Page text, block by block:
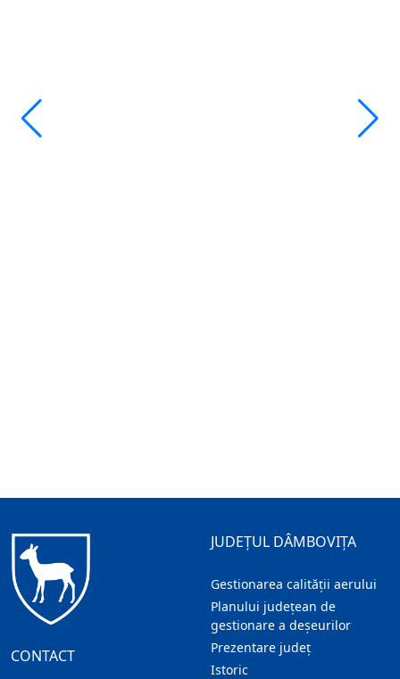
CONTACT
JUDEȚUL DÂMBOVIȚA
Gestionarea calității aerului
Planului județean de
gestionare a deșeurilor
Prezentare judeţ
Istoric